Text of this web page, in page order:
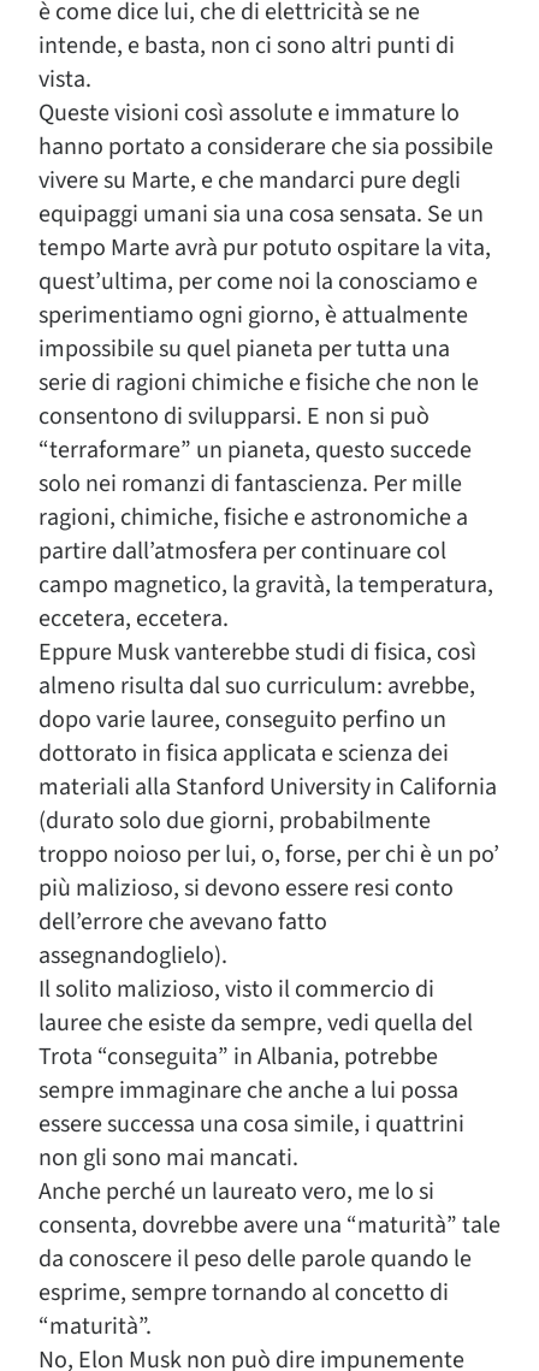
è come dice lui, che di elettricità se ne
intende, e basta, non ci sono altri punti di
vista.
Queste visioni così assolute e immature lo
hanno portato a considerare che sia possibile
vivere su Marte, e che mandarci pure degli
equipaggi umani sia una cosa sensata. Se un
tempo Marte avrà pur potuto ospitare la vita,
quest’ultima, per come noi la conosciamo e
sperimentiamo ogni giorno, è attualmente
impossibile su quel pianeta per tutta una
serie di ragioni chimiche e fisiche che non le
consentono di svilupparsi. E non si può
“terraformare” un pianeta, questo succede
solo nei romanzi di fantascienza. Per mille
ragioni, chimiche, fisiche e astronomiche a
partire dall’atmosfera per continuare col
campo magnetico, la gravità, la temperatura,
eccetera, eccetera.
Eppure Musk vanterebbe studi di fisica, così
almeno risulta dal suo curriculum: avrebbe,
dopo varie lauree, conseguito perfino un
dottorato in fisica applicata e scienza dei
materiali alla Stanford University in California
(durato solo due giorni, probabilmente
troppo noioso per lui, o, forse, per chi è un po’
più malizioso, si devono essere resi conto
dell’errore che avevano fatto
assegnandoglielo).
Il solito malizioso, visto il commercio di
lauree che esiste da sempre, vedi quella del
Trota “conseguita” in Albania, potrebbe
sempre immaginare che anche a lui possa
essere successa una cosa simile, i quattrini
non gli sono mai mancati.
Anche perché un laureato vero, me lo si
consenta, dovrebbe avere una “maturità” tale
da conoscere il peso delle parole quando le
esprime, sempre tornando al concetto di
“maturità”.
No, Elon Musk non può dire impunemente